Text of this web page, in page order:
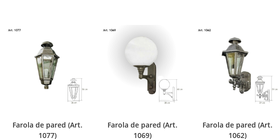
Farola de pared (Art.
1077)
Farola de pared (Art.
1069)
Farola de pared (Art.
1062)